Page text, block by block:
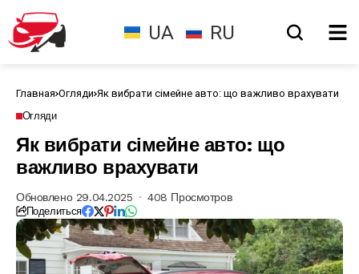
UA RU
Главная Огляди Як вибрати сімейне авто: що важливо врахувати
Огляди
Як вибрати сімейне авто: що
важливо врахувати
Обновлено 29.04.2025 408 Просмотров
Поделиться